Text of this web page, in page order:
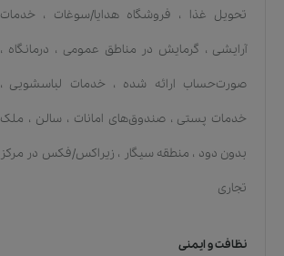
تحویل غذا ، فروشگاه هدایا/سوغات ، خدمات
آرایشی ، گرمایش در مناطق عمومی ، درمانگاه ،
صورت‌حساب ارائه شده ، خدمات لباسشویی ،
خدمات پستی ، صندوق‌های امانات ، سالن ، ملک
بدون دود ، منطقه سیگار ، زیراکس/فکس در مرکز
تجاری
نظافت و ایمنی